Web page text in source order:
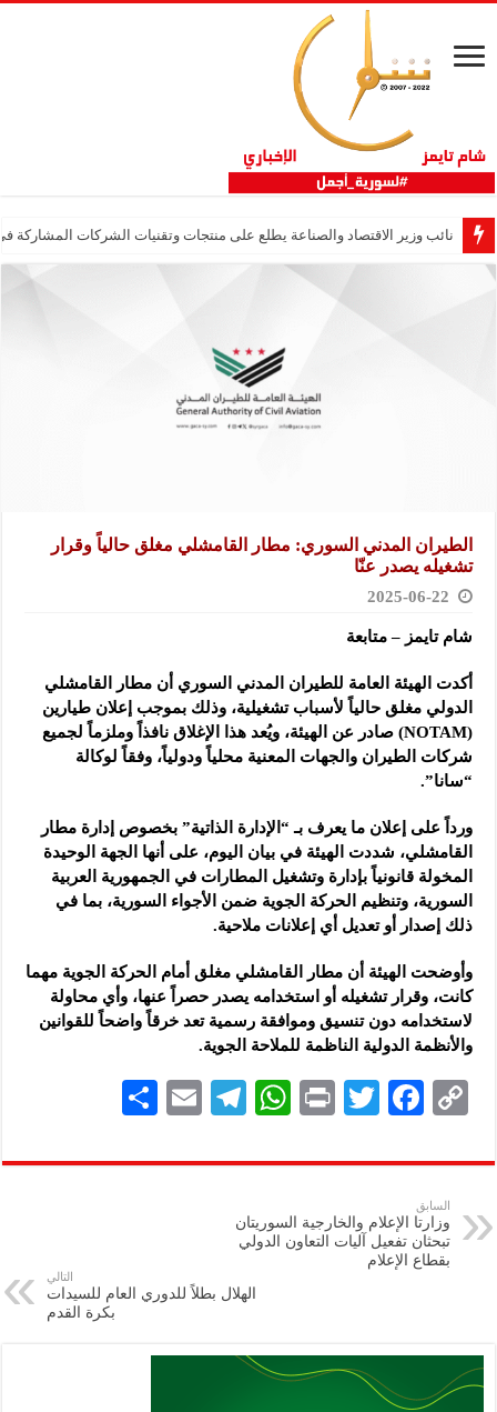
نائب وزير الاقتصاد والصناعة يطلع على منتجات وتقنيات الشركات المشاركة في
الطيران المدني السوري: مطار القامشلي مغلق حالياً وقرار
تشغيله يصدر عنّا
2025-06-22
شام تايمز – متابعة
أكدت الهيئة العامة للطيران المدني السوري أن مطار القامشلي
الدولي مغلق حالياً لأسباب تشغيلية، وذلك بموجب إعلان طيارين
(NOTAM) صادر عن الهيئة، ويُعد هذا الإغلاق نافذاً وملزماً لجميع
شركات الطيران والجهات المعنية محلياً ودولياً، وفقاً لوكالة
“سانا”.
ورداً على إعلان ما يعرف بـ “الإدارة الذاتية” بخصوص إدارة مطار
القامشلي، شددت الهيئة في بيان اليوم، على أنها الجهة الوحيدة
المخولة قانونياً بإدارة وتشغيل المطارات في الجمهورية العربية
السورية، وتنظيم الحركة الجوية ضمن الأجواء السورية، بما في
ذلك إصدار أو تعديل أي إعلانات ملاحية.
وأوضحت الهيئة أن مطار القامشلي مغلق أمام الحركة الجوية مهما
كانت، وقرار تشغيله أو استخدامه يصدر حصراً عنها، وأي محاولة
لاستخدامه دون تنسيق وموافقة رسمية تعد خرقاً واضحاً للقوانين
والأنظمة الدولية الناظمة للملاحة الجوية.
C
p
y
Li
n
F
eb
k
T
tt
P
nt
W
at
A
p
Te
gr
E
ai
ar
السابق
وزارتا الإعلام والخارجية السوريتان
تبحثان تفعيل آليات التعاون الدولي
بقطاع الإعلام
التالي
الهلال بطلاً للدوري العام للسيدات
بكرة القدم